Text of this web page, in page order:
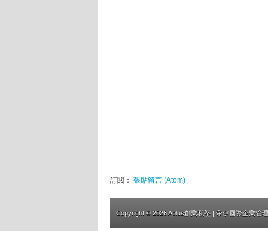
訂閱： 張貼留言 (Atom)
Copyright © 2026Aplus創業私塾 | 帝伊國際企業管